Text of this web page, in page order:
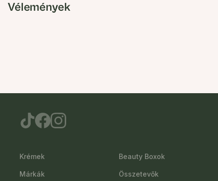
Vélemények
Krémek
Márkák
Beauty Boxok
Összetevők